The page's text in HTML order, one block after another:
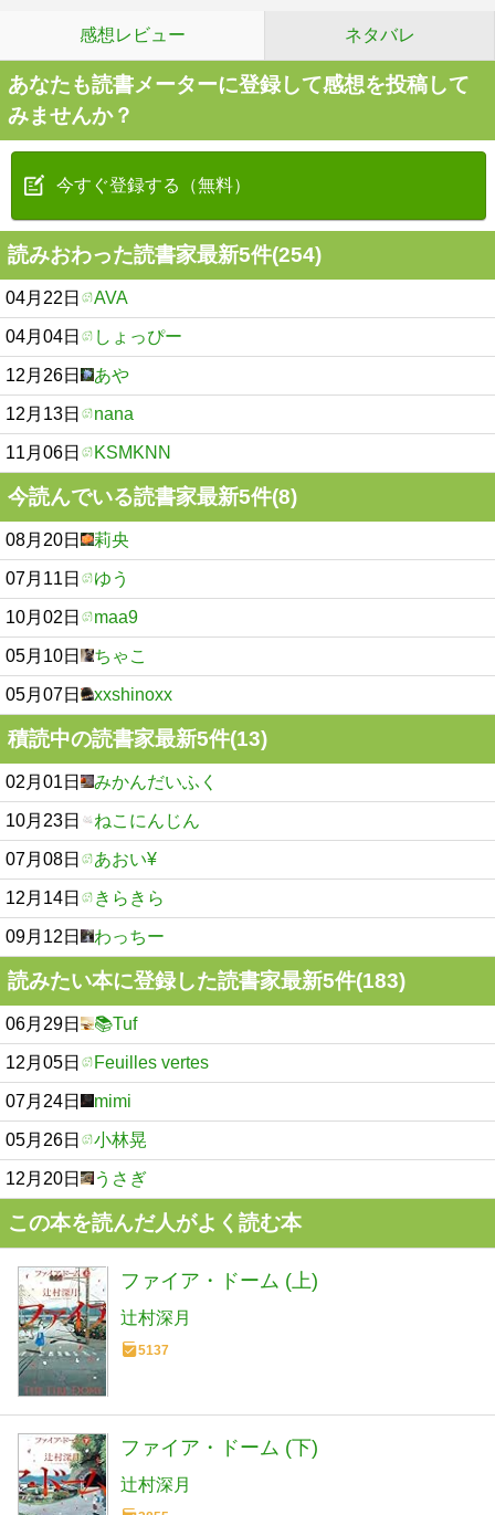
感想レビュー ネタバレ
あなたも読書メーターに登録して感想を投稿して
みませんか？
今すぐ登録する（無料）
読みおわった読書家最新5件(254)
04月22日 AVA
04月04日 しょっぴー
12月26日 あや
12月13日 nana
11月06日 KSMKNN
今読んでいる読書家最新5件(8)
08月20日 莉央
07月11日 ゆう
10月02日 maa9
05月10日 ちゃこ
05月07日 xxshinoxx
積読中の読書家最新5件(13)
02月01日 みかんだいふく
10月23日 ねこにんじん
07月08日 あおい¥
12月14日 きらきら
09月12日 わっちー
読みたい本に登録した読書家最新5件(183)
06月29日 📚Tuf
12月05日 Feuilles vertes
07月24日 mimi
05月26日 小林晃
12月20日 うさぎ
この本を読んだ人がよく読む本
ファイア・ドーム (上)
辻村深月
5137
ファイア・ドーム (下)
辻村深月